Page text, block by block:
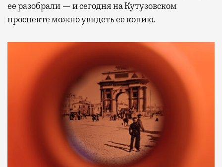
Бизнес-зал становится местом, где можно
выпить кофе, наблюдая сквозь панорамные
окна за тем, как взлетают и садятся
самолеты. В Москве нет недостатка
в лаунжах. В аэропортах их обычно
несколько — в разных зонах воздушных
гаваней. На некоторых вокзалах — тоже.
Лаунжи доступны на Ленинградском,
Павелецком, Казанском, Ярославском
и Курском вокзалах.Попасть в бизнес-залы
ее разобрали — и сегодня на Кутузовском
проспекте можно увидеть ее копию.